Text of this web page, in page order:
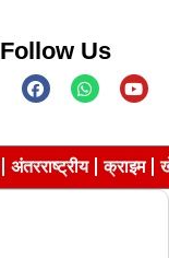
Follow Us
अंतरराष्ट्रीय क्राइम